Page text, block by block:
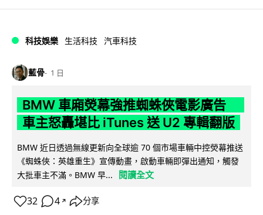
科技娛樂 生活科技 汽車科技
藍骨 1 日
BMW 車廂熒幕強推蜘蛛俠電影廣告
車主怒轟堪比 iTunes 送 U2 專輯翻版
BMW 近日透過無線更新向全球逾 70 個市場車輛中控熒幕推送
《蜘蛛俠：英雄重生》宣傳動畫，啟動車輛即彈出通知，觸發
大批車主不滿。BMW 早...
閱讀全文
32 4 ↗ 分享